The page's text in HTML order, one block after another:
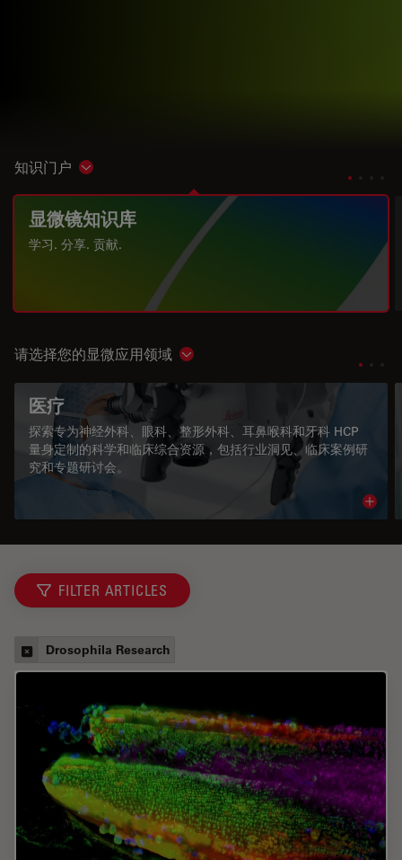
知识门户 Show subnavigation
显微镜知识库
学习. 分享. 贡献.
请选择您的显微应用领域 Show subnavigation
医疗
探索专为神经外科、眼科、整形外科、耳鼻喉科和牙科 HCP
量身定制的科学和临床综合资源，包括行业洞见、临床案例研
究和专题研讨会。
FILTER ARTICLES
Drosophila Research